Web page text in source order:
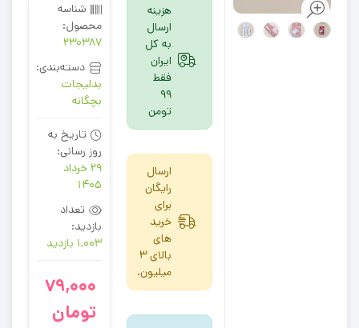
هزینه
ارسال
به کل
ایران
فقط
99
تومن
ارسال
رایگان
برای
خرید
های
بالای 3
میلیون.
شناسه
محصول:
230387
دسته‌بندی:
بدلیجات
بچگانه
تاریخ به
روز رسانی:
29 خرداد
1405
تعداد
بازدید:
1,003 بازدید
79,000
تومان